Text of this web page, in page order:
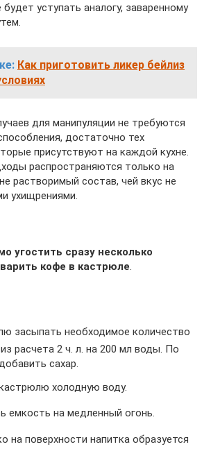
уступать аналогу, заваренному
Как приготовить ликер бейлиз
для манипуляции не требуются
достаточно тех
присутствуют на каждой кухне.
распространяются только на
растворимый состав, чей вкус не
ухищрениями.
угостить сразу несколько
кофе в кастрюле.
засыпать необходимое количество
расчета 2 ч. л. на 200 мл воды. По
сахар.
холодную воду.
емкость на медленный огонь.
на поверхности напитка образуется